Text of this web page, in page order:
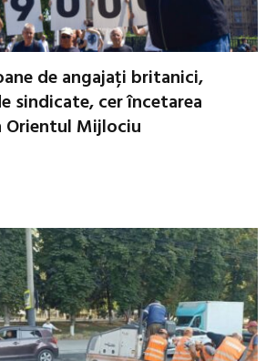
de angajați britanici,
sindicate, cer încetarea
Orientul Mijlociu